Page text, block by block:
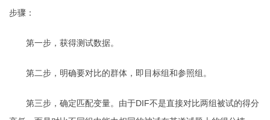
步骤：
第一步，获得测试数据。
第二步，明确要对比的群体，即目标组和参照组。
第三步，确定匹配变量。由于DIF不是直接对比两组被试的得分